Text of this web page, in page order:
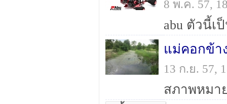
8 พ.ค. 57,
แม่คอกข้า
13 ก.ย. 57,
สภาพหมา